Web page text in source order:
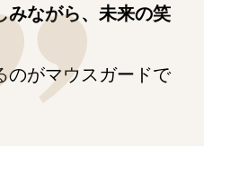
みながら、未来の笑
のがマウスガードで